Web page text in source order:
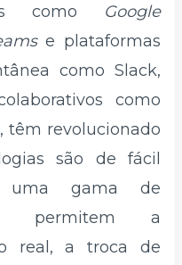
como Google
e plataformas
como Slack,
como
têm revolucionado
são de fácil
uma gama de
permitem a
real, a troca de